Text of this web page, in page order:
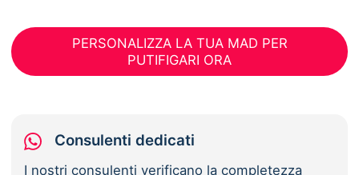
PERSONALIZZA LA TUA MAD PER
PUTIFIGARI ORA
Consulenti dedicati
I nostri consulenti verificano la completezza